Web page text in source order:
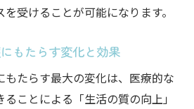
受けることが可能になります。
もたらす変化と効果
もたらす最大の変化は、医療的な
ことによる「生活の質の向上」